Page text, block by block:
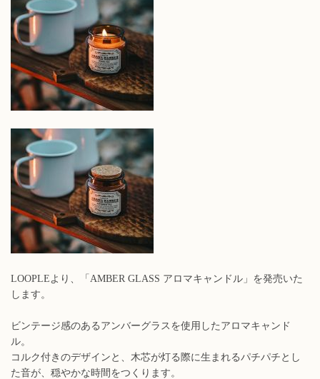
LOOPLEより、「AMBER GLASS アロマキャンドル」を発売いた
します。
ビンテージ感のあるアンバーグラスを使用したアロマキャンド
ル。
コルク付きのデザインと、木芯が灯る際に生まれるパチパチとし
た音が、穏やかな時間をつくります。